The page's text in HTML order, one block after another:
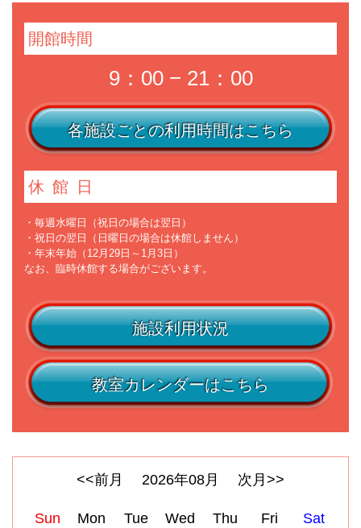
開館時間
9：00 − 21：00
各施設ごとの利用時間はこちら
休館日
・毎週水曜日（祝日の場合は翌日）
・祝日の翌日（日曜日の場合は休館しません）
・年末年始（12月29日～1月3日）
なお、臨時休館する場合がございます。
施設利用状況
教室カレンダーはこちら
<<前月 2026年08月 次月>>
Sun Mon Tue Wed Thu Fri
Sat